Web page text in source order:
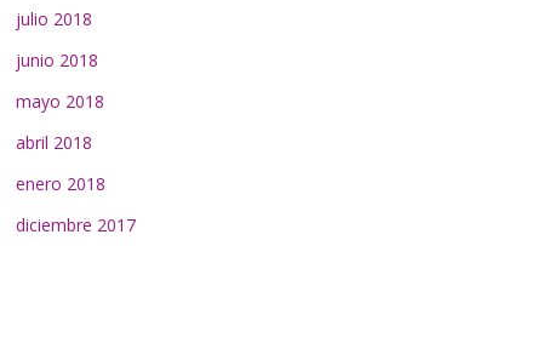
julio 2018
junio 2018
mayo 2018
abril 2018
enero 2018
diciembre 2017